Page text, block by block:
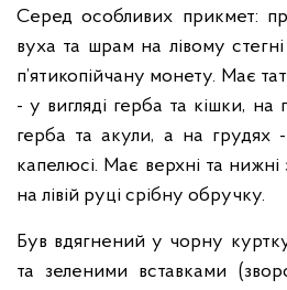
Серед особливих прикмет:
вуха та шрам на лівому
п’ятикопійчану монету. Має
- у вигляді герба та кішки, на
герба та акули, а на грудях
капелюсі. Має верхні та нижні
на лівій руці срібну обручку.
Був вдягнений у чорну
та зеленими вставками